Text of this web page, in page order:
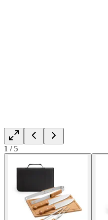
1 / 5